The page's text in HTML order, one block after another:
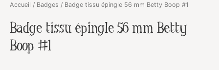
Accueil / Badges / Badge tissu épingle 56 mm Betty Boop #1
Badge tissu épingle 56 mm Betty
Boop #1